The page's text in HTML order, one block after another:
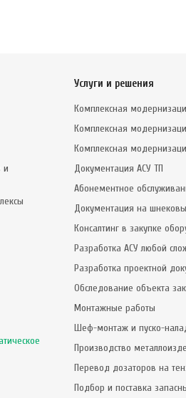
и
Услуги и решения
Комплексная
Комплексная
Комплексная
Документация АСУ ТП
Абонементное
Документация на
Консалтинг в закупке
Разработка АСУ любой
Разработка проектной
Обследование объекта
Монтажные работы
Шеф-монтаж и пуско-
Производство
Перевод дозаторов на
Подбор и поставка